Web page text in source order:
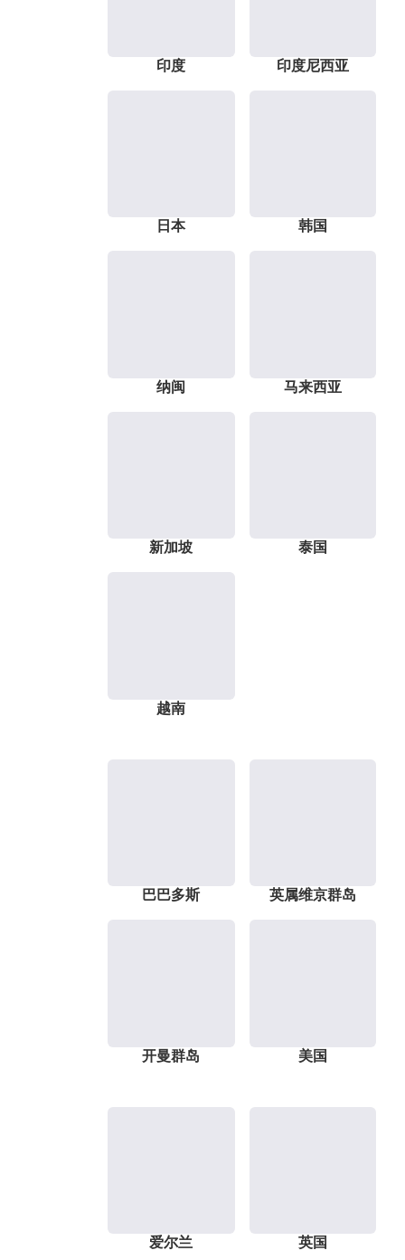
印度 印度尼西亚
日本 韩国
纳闽 马来西亚
新加坡 泰国
越南
巴巴多斯 英属维京群岛
开曼群岛 美国
爱尔兰 英国